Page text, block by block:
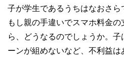
子が学生であるうちはなおさら
もし親の手違いでスマホ料金
ら、どうなるのでしょうか。
ーンが組めないなど、不利益は